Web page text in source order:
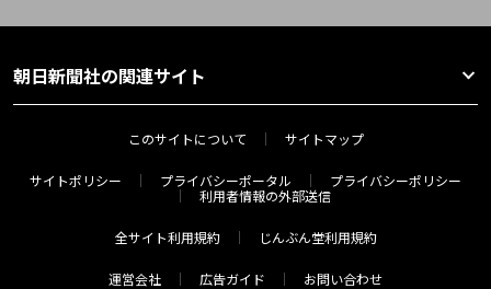
朝日新聞社の関連サイト
このサイトについて サイトマップ
サイトポリシー プライバシーポータル
プライバシーポリシー
利用者情報の外部送信
全サイト利用規約 じんぶん堂利用規約
運営会社 広告ガイド お問い合わせ